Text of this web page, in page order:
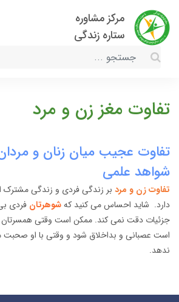
مرکز مشاوره
ستاره زندگی
تفاوت مغز زن و مرد
تفاوت عجیب میان زنان و
شواهد علمی
تفاوت زن و مرد بر زندگی فردی و زندگی مشترک
دارد. شاید احساس می کنید کهشوهرتان فردی
جزئیات دقت نمی کند. ممکن است وقتی همسرتان
است عصبانی و بداخلاق شود و وقتی با او صحبت
ندهد.